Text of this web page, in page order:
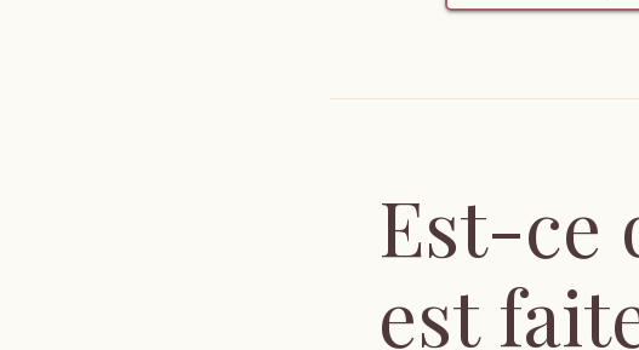
Est-ce
est